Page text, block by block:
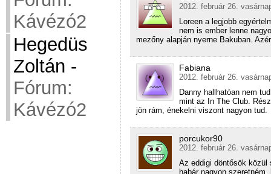
Kávézó2
Hegedüs
Zoltán -
Fórum:
Kávézó2
2012. február 26.
Loreen a legjobb
nem is ember lenne
mezőny alapján nyerne Bakuban.
Fabiana
2012. február 26.
Danny hallhatóan nem
mint az In The Club.
jön rám, énekelni viszont nagyon tud.
porcukor90
2012. február 26.
Az eddigi döntősök közül
habár nagyon